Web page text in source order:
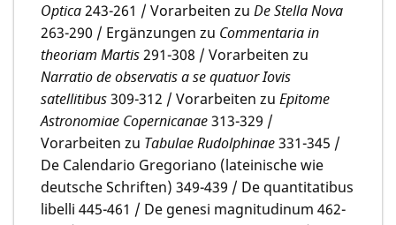
Optica243-261 / Vorarbeiten zu De Stella Nova
263-290 / Ergänzungen zu Commentaria in
theoriam Martis291-308 / Vorarbeiten zu
Narratio de observatis a se quatuor Iovis
satellitibus309-312 / Vorarbeiten zu Epitome
Astronomiae Copernicanae313-329 /
Vorarbeiten zu Tabulae Rudolphinae331-345 /
De Calendario Gregoriano (lateinische wie
deutsche Schriften) 349-439 / De quantitatibus
libelli 445-461 / De genesi magnitudinum 462-